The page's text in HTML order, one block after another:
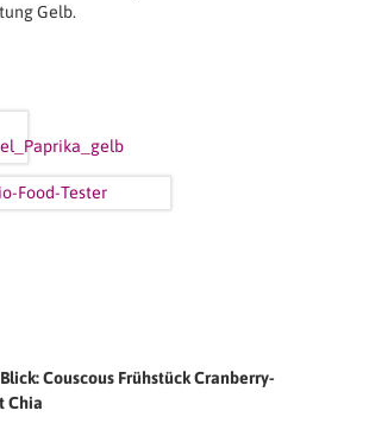
Gelb.
Couscous Frühstück Cranberry-
Chia